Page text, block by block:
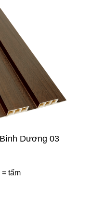
Dương 03
= tấm